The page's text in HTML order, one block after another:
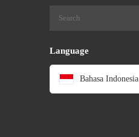
Language
Bahasa Indonesia